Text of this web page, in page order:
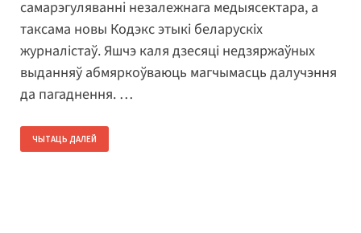
самарэгуляванні незалежнага медыясектара, а
таксама новы Кодэкс этыкі беларускіх
журналістаў. Яшчэ каля дзесяці недзяржаўных
выданняў абмяркоўваюць магчымасць далучэння
да пагаднення. …
ЧЫТАЦЬ ДАЛЕЙ